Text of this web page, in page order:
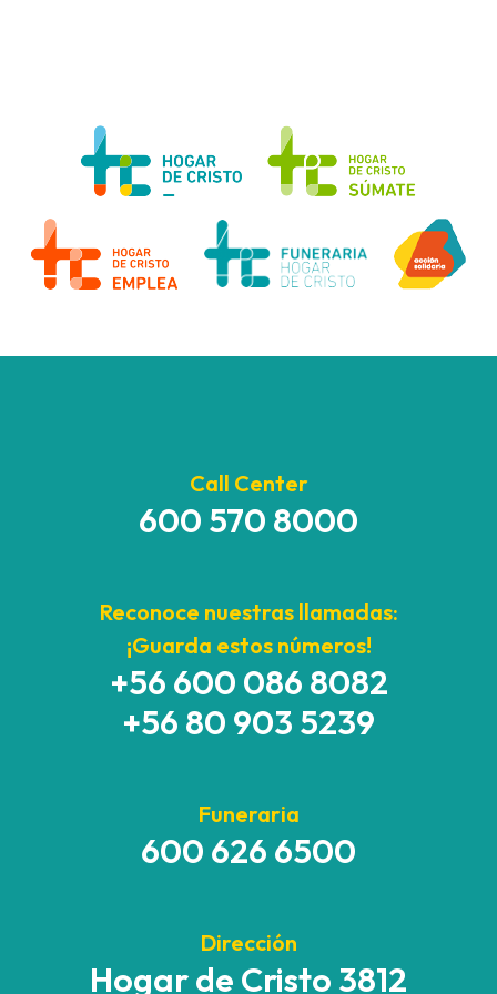
Call Center
600 570 8000
Reconoce nuestras llamadas:
¡Guarda estos números!
+56 600 086 8082
+56 80 903 5239
Funeraria
600 626 6500
Dirección
Hogar de Cristo 3812